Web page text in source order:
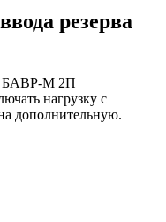
резерва
БАВР-М 2П
нагрузку с
дополнительную.